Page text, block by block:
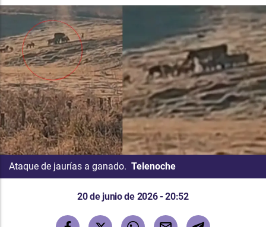
Ataque de jaurías a ganado. Telenoche
20 de junio de 2026 - 20:52